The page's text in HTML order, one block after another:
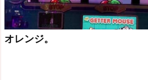
オレンジ。